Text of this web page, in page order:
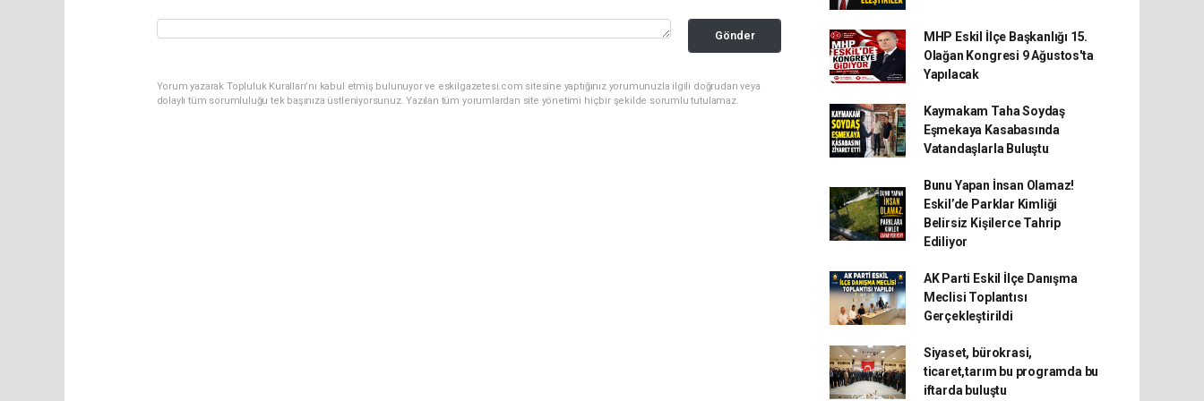
Gönder
Yorum yazarak Topluluk Kuralları’nı kabul etmiş bulunuyor ve eskilgazetesi.com sitesine yaptığınız yorumunuzla ilgili doğrudan veya
dolaylı tüm sorumluluğu tek başınıza üstleniyorsunuz. Yazılan tüm yorumlardan site yönetimi hiçbir şekilde sorumlu tutulamaz.
MHP Eskil İlçe Başkanlığı 15.
Olağan Kongresi 9 Ağustos'ta
Yapılacak
Kaymakam Taha Soydaş
Eşmekaya Kasabasında
Vatandaşlarla Buluştu
Bunu Yapan İnsan Olamaz!
Eskil’de Parklar Kimliği
Belirsiz Kişilerce Tahrip
Ediliyor
AK Parti Eskil İlçe Danışma
Meclisi Toplantısı
Gerçekleştirildi
Siyaset, bürokrasi,
ticaret,tarım bu programda bu
iftarda buluştu